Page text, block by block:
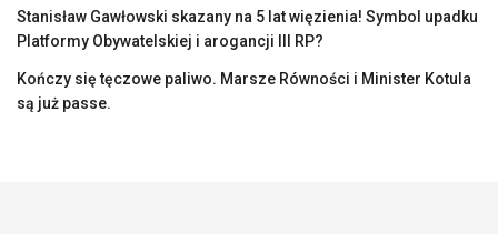
Stanisław Gawłowski skazany na 5 lat więzienia! Symbol upadku
Platformy Obywatelskiej i arogancji III RP?
Kończy się tęczowe paliwo. Marsze Równości i Minister Kotula
są już passe.